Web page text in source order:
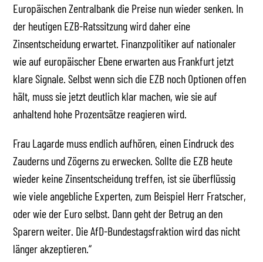
Europäischen Zentralbank die Preise nun wieder senken. In
der heutigen EZB-Ratssitzung wird daher eine
Zinsentscheidung erwartet. Finanzpolitiker auf nationaler
wie auf europäischer Ebene erwarten aus Frankfurt jetzt
klare Signale. Selbst wenn sich die EZB noch Optionen offen
hält, muss sie jetzt deutlich klar machen, wie sie auf
anhaltend hohe Prozentsätze reagieren wird.
Frau Lagarde muss endlich aufhören, einen Eindruck des
Zauderns und Zögerns zu erwecken. Sollte die EZB heute
wieder keine Zinsentscheidung treffen, ist sie überflüssig
wie viele angebliche Experten, zum Beispiel Herr Fratscher,
oder wie der Euro selbst. Dann geht der Betrug an den
Sparern weiter. Die AfD-Bundestagsfraktion wird das nicht
länger akzeptieren.“